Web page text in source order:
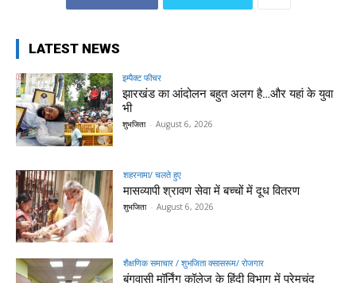
LATEST NEWS
इम्पैक्ट फीचर
झारखंड का आंदोलन बहुत अलग है…और यहां के युवा
भी
शुभजिता - August 6, 2026
शहरनामा/ चलते हुए
मासव्यापी श्रावण सेवा में बच्चों में दूध वितरण
शुभजिता - August 6, 2026
शैक्षणिक समाचार / शुभजिता क्सासरूम/ रोजगार
बंगवासी मॉर्निंग कॉलेज के हिंदी विभाग में प्रेमचंद